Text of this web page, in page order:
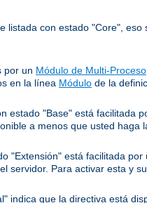
listada con estado "Core",
por un Módulo de Multi-Proceso
en la línea Módulo de la
estado "Base" está facilitada
a menos que usted haga
"Extensión" está facilitada
servidor. Para activar esta y
indica que la directiva está